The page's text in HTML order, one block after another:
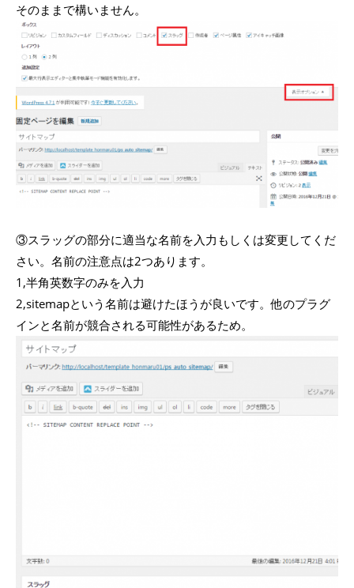
そのままで構いません。
③スラッグの部分に適当な名前を入力もしくは変更してくだ
さい。名前の注意点は2つあります。
1,半角英数字のみを入力
2,sitemapという名前は避けたほうが良いです。他のプラグ
インと名前が競合される可能性があるため。